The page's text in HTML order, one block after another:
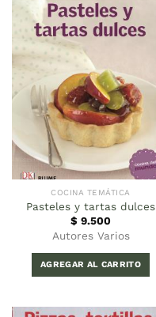
COCINA TEMÁTICA
Pasteles y tartas dulces
$ 9.500
Autores Varios
AGREGAR AL CARRITO